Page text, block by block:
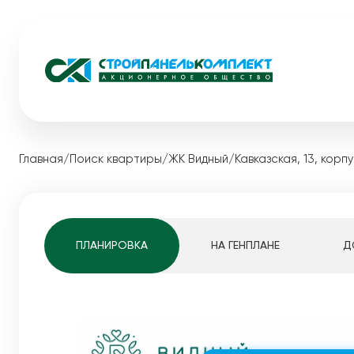
Мотовилихинскай
Pro жизнь
Квартиры
Главная/ Поиск квартиры/ЖК Видный/ Кавказская, 13,
ПЛАНИРОВКА НА ГЕНПЛАНЕ